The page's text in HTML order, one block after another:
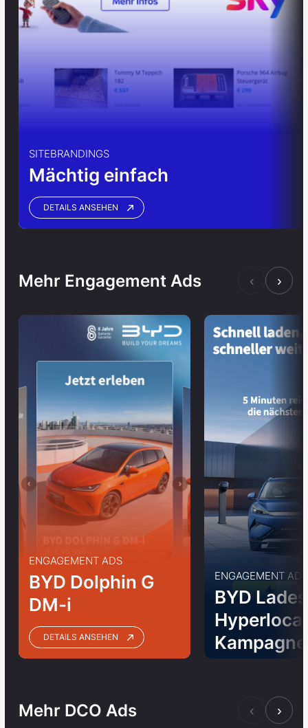
SITEBRANDINGS
Mächtig einfach
DETAILS ANSEHEN
Mehr Engagement Ads ‹ ›
ENGAGEMENT ADS
BYD Dolphin G
DM-i
DETAILS ANSEHEN
ENGAGEMENT ADS
BYD
Hyperlocal
Kampagne
Mehr DCO Ads ‹ ›